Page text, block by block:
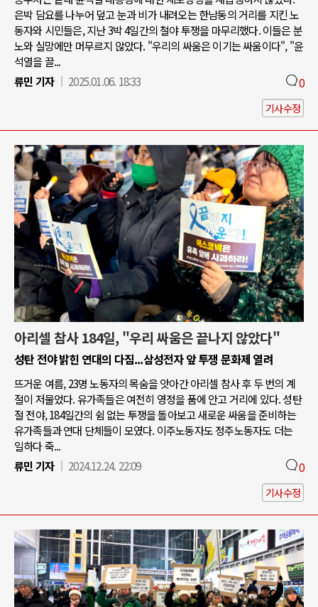
은박 담요를 나누어 덮고 눈과 비가 내려오는 한남동의 거리를 지킨 노
동자와 시민들은, 지난 3박 4일간의 철야 투쟁을 마무리했다. 이들은 분
노와 실망에만 머무르지 않았다. "우리의 싸움은 이기는 싸움이다", "윤
석열을 끌...
류민 기자
2025.01.06. 18:33 0
기사수정
아리셀 참사 184일, "우리 싸움은 끝나지 않았다"
성탄 전야 밝힌 연대의 다짐...삼성전자 앞 투쟁 문화제 열려
뜨거운 여름, 23명 노동자의 목숨을 앗아간 아리셀 참사 후 두 번의 계
절이 저물었다. 유가족들은 여전히 영정을 품에 안고 거리에 있다. 성탄
절 전야, 184일간의 쉼 없는 투쟁을 돌아보고 새로운 싸움을 준비하는
유가족들과 연대 단체들이 모였다. 이주노동자도 정주노동자도 더는
일하다 죽...
류민 기자
2024.12.24. 22:09 0
기사수정